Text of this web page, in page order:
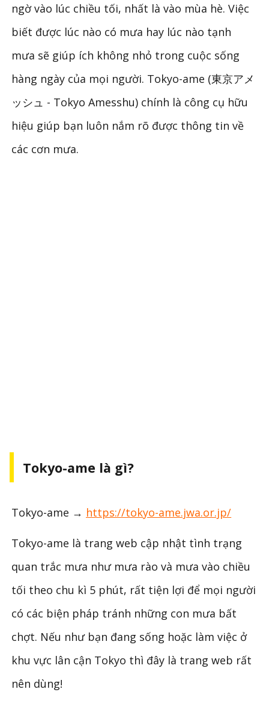
ngờ vào lúc chiều tối, nhất là vào mùa hè. Việc
biết được lúc nào có mưa hay lúc nào tạnh
mưa sẽ giúp ích không nhỏ trong cuộc sống
hàng ngày của mọi người. Tokyo-ame (東京アメ
ッシュ - Tokyo Amesshu) chính là công cụ hữu
hiệu giúp bạn luôn nắm rõ được thông tin về
các cơn mưa.
Tokyo-ame là gì?
Tokyo-ame → https://tokyo-ame.jwa.or.jp/
Tokyo-ame là trang web cập nhật tình trạng
quan trắc mưa như mưa rào và mưa vào chiều
tối theo chu kì 5 phút, rất tiện lợi để mọi người
có các biện pháp tránh những con mưa bất
chợt. Nếu như bạn đang sống hoặc làm việc ở
khu vực lân cận Tokyo thì đây là trang web rất
nên dùng!